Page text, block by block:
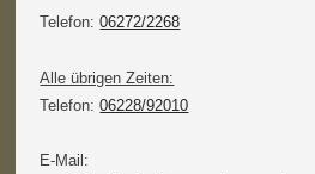
Telefon:06272/2268
Alle übrigen Zeiten:
Telefon:06228/92010
E-Mail: